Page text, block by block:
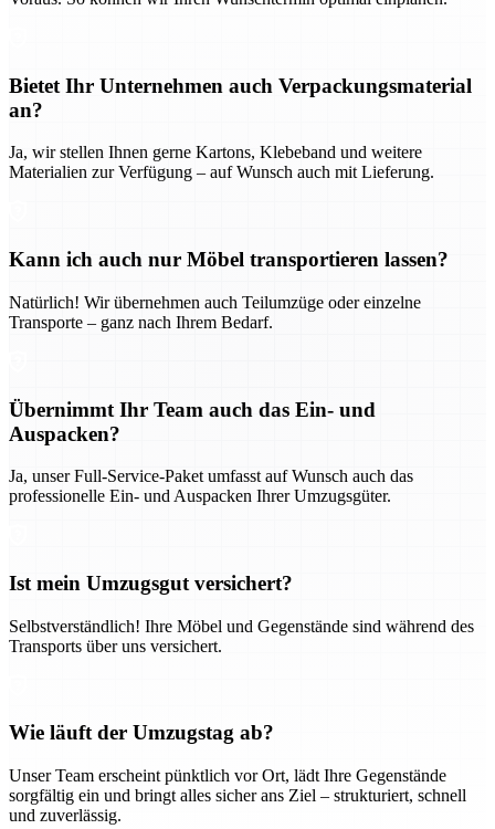
Bietet Ihr Unternehmen auch Verpackungsmaterial
an?
Ja, wir stellen Ihnen gerne Kartons, Klebeband und weitere
Materialien zur Verfügung – auf Wunsch auch mit Lieferung.
Kann ich auch nur Möbel transportieren lassen?
Natürlich! Wir übernehmen auch Teilumzüge oder einzelne
Transporte – ganz nach Ihrem Bedarf.
Übernimmt Ihr Team auch das Ein- und
Auspacken?
Ja, unser Full-Service-Paket umfasst auf Wunsch auch das
professionelle Ein- und Auspacken Ihrer Umzugsgüter.
Ist mein Umzugsgut versichert?
Selbstverständlich! Ihre Möbel und Gegenstände sind während des
Transports über uns versichert.
Wie läuft der Umzugstag ab?
Unser Team erscheint pünktlich vor Ort, lädt Ihre Gegenstände
sorgfältig ein und bringt alles sicher ans Ziel – strukturiert, schnell
und zuverlässig.